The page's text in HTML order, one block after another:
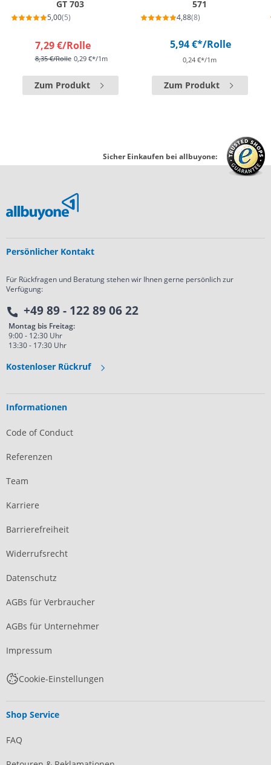
GT 703
5,00(5)
7,29 €/Rolle
8,35 €/Rolle 0,29 €*/1m
Zum Produkt
571
4,88(8)
5,94 €*/Rolle
0,24 €*/1m
Zum Produkt
Sicher Einkaufen bei allbuyone:
Persönlicher Kontakt
Für Rückfragen und Beratung stehen wir Ihnen gerne persönlich zur
Verfügung:
+49 89 - 122 89 06 22
Montag bis Freitag:
9:00 - 12:30 Uhr
13:30 - 17:30 Uhr
Kostenloser Rückruf
Informationen
Code of Conduct
Referenzen
Team
Karriere
Barrierefreiheit
Widerrufsrecht
Datenschutz
AGBs für Verbraucher
AGBs für Unternehmer
Impressum
Cookie-Einstellungen
Shop Service
FAQ